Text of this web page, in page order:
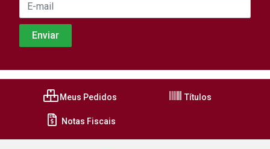
Meus Pedidos Títulos
Notas Fiscais